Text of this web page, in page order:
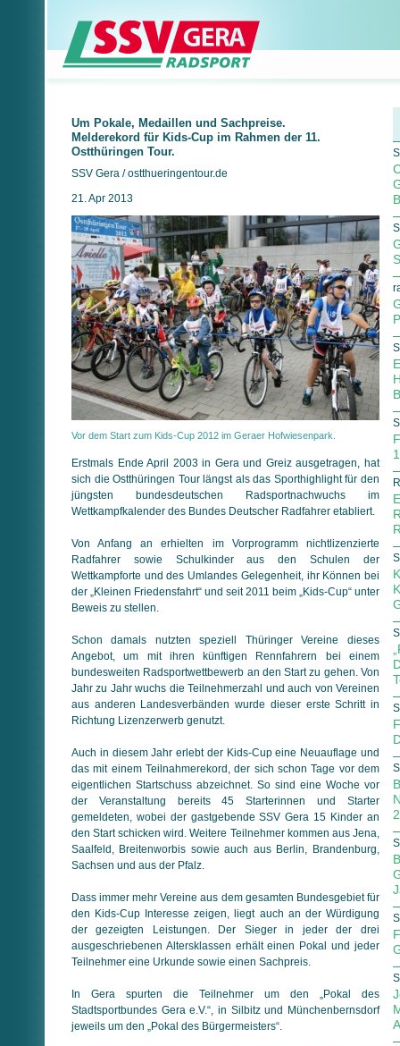
Um Pokale, Medaillen und Sachpreise.
Melderekord für Kids-Cup im Rahmen der 11.
Ostthüringen Tour.
SSV Gera / ostthueringentour.de
21. Apr 2013
Vor dem Start zum Kids-Cup 2012 im Geraer Hofwiesenpark.
Erstmals Ende April 2003 in Gera und Greiz ausgetragen, hat
sich die Ostthüringen Tour längst als das Sporthighlight für den
jüngsten bundesdeutschen Radsportnachwuchs im
Wettkampfkalender des Bundes Deutscher Radfahrer etabliert.
Von Anfang an erhielten im Vorprogramm nichtlizenzierte
Radfahrer sowie Schulkinder aus den Schulen der
Wettkampforte und des Umlandes Gelegenheit, ihr Können bei
der „Kleinen Friedensfahrt“ und seit 2011 beim „Kids-Cup“ unter
Beweis zu stellen.
Schon damals nutzten speziell Thüringer Vereine dieses
Angebot, um mit ihren künftigen Rennfahrern bei einem
bundesweiten Radsportwettbewerb an den Start zu gehen. Von
Jahr zu Jahr wuchs die Teilnehmerzahl und auch von Vereinen
aus anderen Landesverbänden wurde dieser erste Schritt in
Richtung Lizenzerwerb genutzt.
Auch in diesem Jahr erlebt der Kids-Cup eine Neuauflage und
das mit einem Teilnahmerekord, der sich schon Tage vor dem
eigentlichen Startschuss abzeichnet. So sind eine Woche vor
der Veranstaltung bereits 45 Starterinnen und Starter
gemeldeten, wobei der gastgebende SSV Gera 15 Kinder an
den Start schicken wird. Weitere Teilnehmer kommen aus Jena,
Saalfeld, Breitenworbis sowie auch aus Berlin, Brandenburg,
Sachsen und aus der Pfalz.
Dass immer mehr Vereine aus dem gesamten Bundesgebiet für
den Kids-Cup Interesse zeigen, liegt auch an der Würdigung
der gezeigten Leistungen. Der Sieger in jeder der drei
ausgeschriebenen Altersklassen erhält einen Pokal und jeder
Teilnehmer eine Urkunde sowie einen Sachpreis.
In Gera spurten die Teilnehmer um den „Pokal des
Stadtsportbundes Gera e.V.“, in Silbitz und Münchenbernsdorf
jeweils um den „Pokal des Bürgermeisters“.